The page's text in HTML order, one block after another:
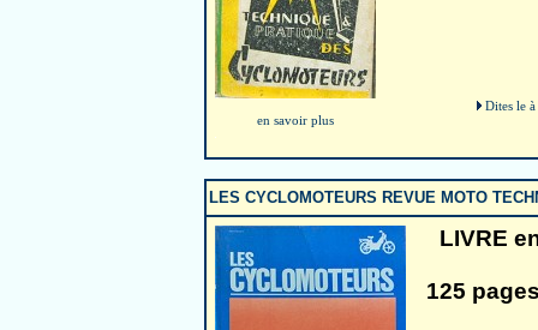
en savoir plus
Dites le
LES CYCLOMOTEURS REVUE MOTO
LIVRE
125